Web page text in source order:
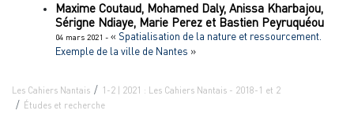
Maxime Coutaud, Mohamed Daly, Anissa Kharbajou,
Sérigne Ndiaye, Marie Perez et Bastien Peyruquéou
04 mars 2021 - « Spatialisation de la nature et ressourcement.
Exemple de la ville de Nantes »
Les Cahiers Nantais
1-2 | 2021 : Les Cahiers Nantais - 2018-1 et 2
Études et recherche